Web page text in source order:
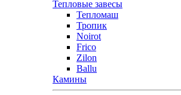
Тепловые завесы
Тепломаш
Тропик
Noirot
Frico
Zilon
Ballu
Камины